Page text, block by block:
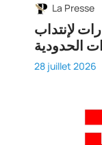
La Presse
لإنتداب
28 juillet 2026